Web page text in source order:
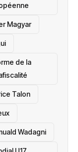
Magyar
de la
Talon
Wadagni